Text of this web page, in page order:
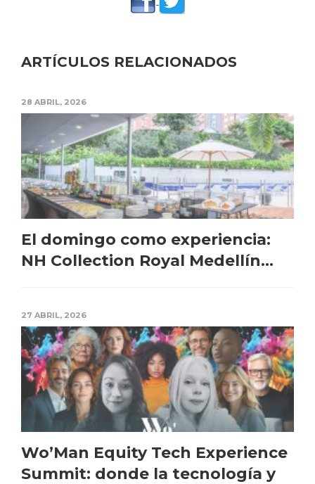
ARTÍCULOS RELACIONADOS
28 ABRIL, 2026
El domingo como experiencia:
NH Collection Royal Medellín...
27 ABRIL, 2026
Wo’Man Equity Tech Experience
Summit: donde la tecnología y